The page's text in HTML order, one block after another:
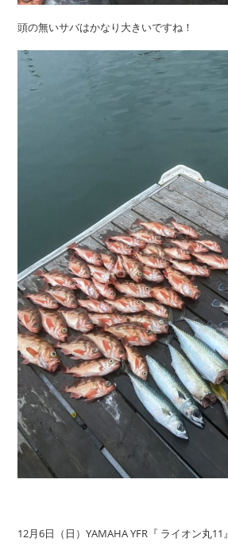
頭の無いサバはかなり大きいですね！
12月6日（日）YAMAHA YFR『 ライオン丸11』